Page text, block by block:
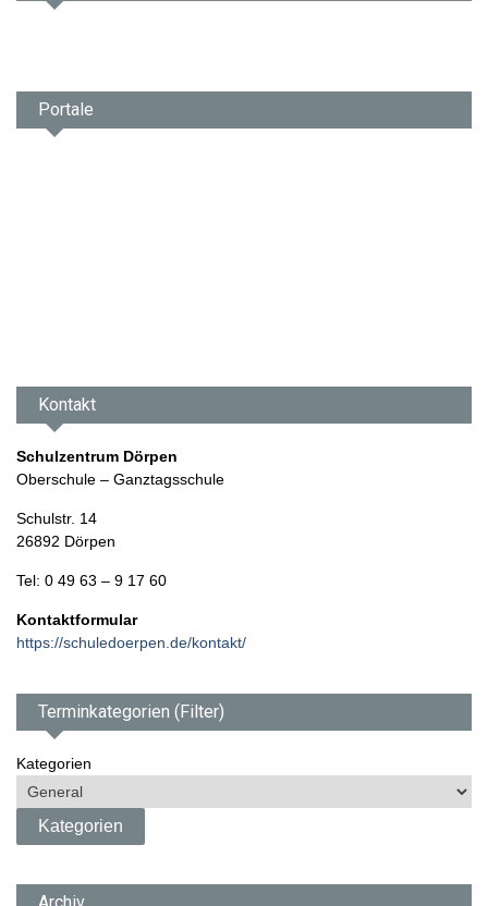
Portale
Kontakt
Schulzentrum Dörpen
Oberschule – Ganztagsschule
Schulstr. 14
26892 Dörpen
Tel: 0 49 63 – 9 17 60
Kontaktformular
https://schuledoerpen.de/kontakt/
Terminkategorien (Filter)
Kategorien